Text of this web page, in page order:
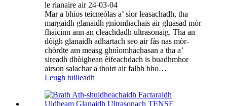
le rianaire air 24-03-04
Mar a bhios teicneòlas a’ sìor leasachadh, tha
margaidh glanaidh gnìomhachais air gluasad mòr
fhaicinn ann an cleachdadh ultrasonaig. Tha an
dòigh glanaidh adhartach seo air fàs nas mòr-
chòrdte am measg ghnìomhachasan a tha a’
sireadh dhòighean èifeachdach is buadhmhor
airson salachar a thoirt air falbh bho…
Leugh tuilleadh